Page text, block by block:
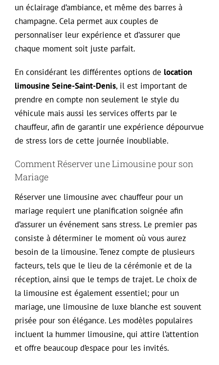
un éclairage d’ambiance, et même des barres à
champagne. Cela permet aux couples de
personnaliser leur expérience et d’assurer que
chaque moment soit juste parfait.
En considérant les différentes options de location
limousine Seine-Saint-Denis, il est important de
prendre en compte non seulement le style du
véhicule mais aussi les services offerts par le
chauffeur, afin de garantir une expérience dépourvue
de stress lors de cette journée inoubliable.
Comment Réserver une Limousine pour son
Mariage
Réserver une limousine avec chauffeur pour un
mariage requiert une planification soignée afin
d’assurer un événement sans stress. Le premier pas
consiste à déterminer le moment où vous aurez
besoin de la limousine. Tenez compte de plusieurs
facteurs, tels que le lieu de la cérémonie et de la
réception, ainsi que le temps de trajet. Le choix de
la limousine est également essentiel; pour un
mariage, une limousine de luxe blanche est souvent
prisée pour son élégance. Les modèles populaires
incluent la hummer limousine, qui attire l’attention
et offre beaucoup d’espace pour les invités.